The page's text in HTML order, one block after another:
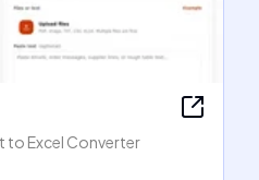
to Excel Converter